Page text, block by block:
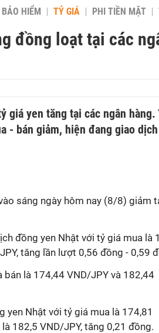
BẢO HIỂM TỶ GIÁ PHI TIỀN MẶT
đồng loạt tại các
giá yen tăng tại các ngân hàng.
- bán giảm, hiện đang giao
sáng ngày hôm nay (8/8) giảm
đồng yen Nhật với tỷ giá mua là
tăng lần lượt 0,56 đồng - 0,59
là 174,44 VND/JPY và 182,44
yen Nhật với tỷ giá mua là 174,81
182,5 VND/JPY, tăng 0,21 đồng.